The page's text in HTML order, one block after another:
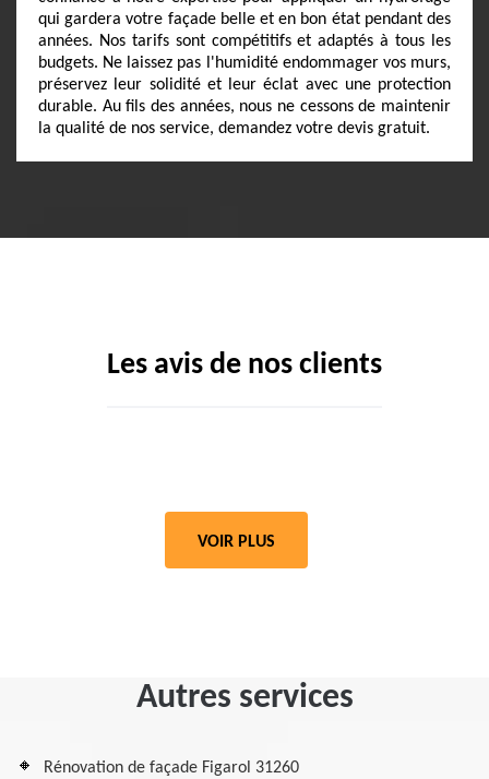
qui gardera votre façade belle et en bon état pendant des
années. Nos tarifs sont compétitifs et adaptés à tous les
budgets. Ne laissez pas l'humidité endommager vos murs,
préservez leur solidité et leur éclat avec une protection
durable. Au fils des années, nous ne cessons de maintenir
la qualité de nos service, demandez votre devis gratuit.
Les avis de nos clients
VOIR PLUS
Autres services
Rénovation de façade Figarol 31260